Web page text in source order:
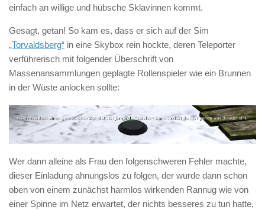
einfach an willige und hübsche Sklavinnen kommt.
Gesagt, getan! So kam es, dass er sich auf der Sim
„Torvaldsberg“ in eine Skybox rein hockte, deren Teleporter
verführerisch mit folgender Überschrift von
Massenansammlungen geplagte Rollenspieler wie ein Brunnen
in der Wüste anlocken sollte:
Wer dann alleine als Frau den folgenschweren Fehler machte,
dieser Einladung ahnungslos zu folgen, der wurde dann schon
oben von einem zunächst harmlos wirkenden Rannug wie von
einer Spinne im Netz erwartet, der nichts besseres zu tun hatte,